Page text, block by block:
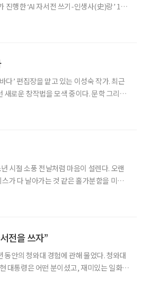
다’ 편집장을 맡고 있는 이성숙 작가. 최근
로운 창작법을 모색 중이다. 문학 그리고
시절 소풍 전날처럼 마음이 설렌다. 오랜
가 다 날아가는 것 같은 홀가분함을 미리
전을 쓰자”
안의 청와대 경험에 관해 물었다. 청와대
대통령은 어떤 분이셨고, 재미있는 일화는